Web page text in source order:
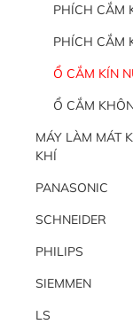
PHÍCH CẮM
PHÍCH CẮM
Ổ CẮM KÍN
Ổ CẮM
MÁY LÀM MÁT
KHÍ
PANASONIC
SCHNEIDER
PHILIPS
SIEMMEN
LS